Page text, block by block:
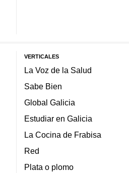
VERTICALES
La Voz de la Salud
Sabe Bien
Global Galicia
Estudiar en Galicia
La Cocina de Frabisa
Red
Plata o plomo